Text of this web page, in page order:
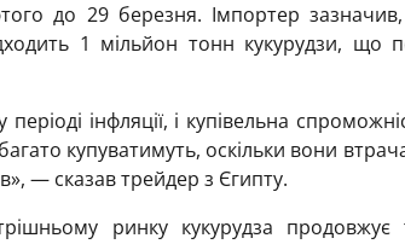
до 29 березня. Імпортер
1 мільйон тонн кукурудзи, що
інфляції, і купівельна
купуватимуть, оскільки вони
— сказав трейдер з Єгипту.
ринку кукурудза продовжує